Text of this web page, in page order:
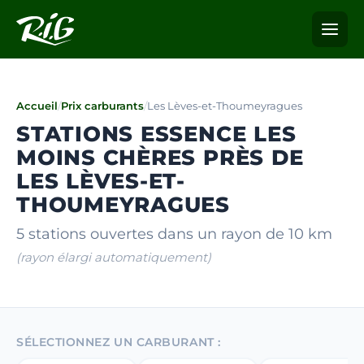
Accueil/Prix carburants/Les Lèves-et-Thoumeyragues
STATIONS ESSENCE LES
MOINS CHÈRES PRÈS DE
LES LÈVES-ET-
THOUMEYRAGUES
5 stations ouvertes dans un rayon de 10 km
(rayon élargi automatiquement)
SÉLECTIONNEZ UN CARBURANT :